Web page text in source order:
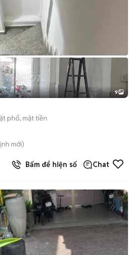
+2
9
phố, mặt tiền
mới)
Bấm để hiện số Chat